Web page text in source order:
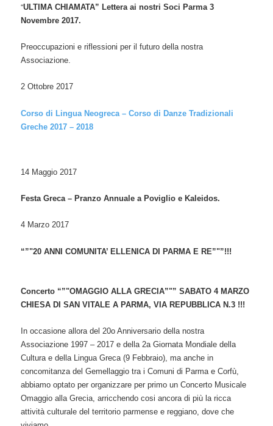
“ULTIMA CHIAMATA” Lettera ai nostri Soci Parma 3
Novembre 2017.
Preoccupazioni e riflessioni per il futuro della nostra
Associazione.
2 Ottobre 2017
Corso di Lingua Neogreca – Corso di Danze Tradizionali
Greche 2017 – 2018
14 Maggio 2017
Festa Greca – Pranzo Annuale a Poviglio e Kaleidos.
4 Marzo 2017
“”"20 ANNI COMUNITA’ ELLENICA DI PARMA E RE”"”!!!
Concerto “”"OMAGGIO ALLA GRECIA”"” SABATO 4 MARZO
CHIESA DI SAN VITALE A PARMA, VIA REPUBBLICA N.3 !!!
In occasione allora del 20o Anniversario della nostra
Associazione 1997 – 2017 e della 2a Giornata Mondiale della
Cultura e della Lingua Greca (9 Febbraio), ma anche in
concomitanza del Gemellaggio tra i Comuni di Parma e Corfù,
abbiamo optato per organizzare per primo un Concerto Musicale
Omaggio alla Grecia, arricchendo cosi ancora di più la ricca
attività culturale del territorio parmense e reggiano, dove che